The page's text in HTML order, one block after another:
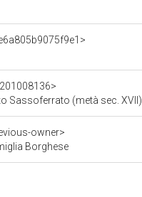
Sassoferrato (metà sec. XVII)
owner>
Borghese